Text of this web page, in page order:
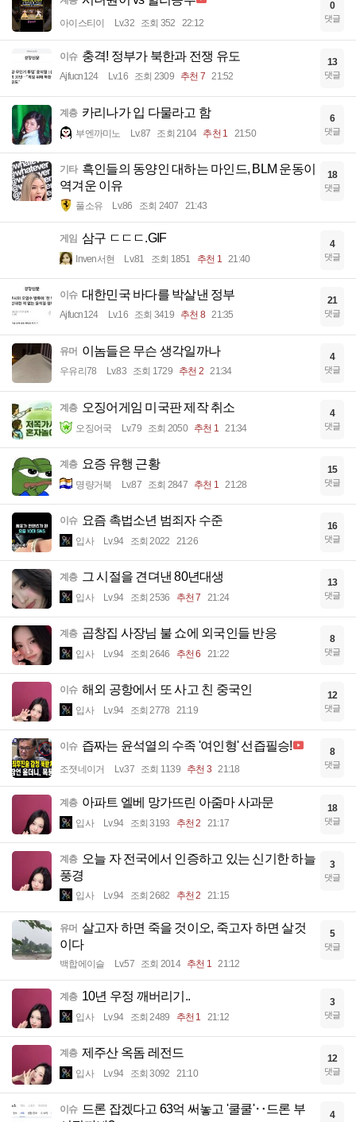
아이스티이 Lv.32 조회 352 22:12
0
댓글
이슈 충격! 정부가 북한과 전쟁 유도
Ajfucn124 Lv.16 조회 2309 추천 7 21:52
13
댓글
계층 카리나가 입 다물라고 함
부엔까미노 Lv.87 조회 2104 추천 1 21:50
6
댓글
기타 흑인들의 동양인 대하는 마인드, BLM 운동이
역겨운 이유
풀소유 Lv.86 조회 2407 21:43
18
댓글
게임 삼구 ㄷㄷㄷ.GIF
Inven서현 Lv.81 조회 1851 추천 1 21:40
4
댓글
이슈 대한민국 바다를 박살낸 정부
Ajfucn124 Lv.16 조회 3419 추천 8 21:35
21
댓글
유머 이놈들은 무슨 생각일까나
우유리78 Lv.83 조회 1729 추천 2 21:34
4
댓글
계층 오징어게임 미국판 제작 취소
오징어국 Lv.79 조회 2050 추천 1 21:34
4
댓글
계층 요증 유행 근황
명량거북 Lv.87 조회 2847 추천 1 21:28
15
댓글
이슈 요즘 촉법소년 범죄자 수준
입사 Lv.94 조회 2022 21:26
16
댓글
계층 그 시절을 견뎌낸 80년대생
입사 Lv.94 조회 2536 추천 7 21:24
13
댓글
계층 곱창집 사장님 불 쇼에 외국인들 반응
입사 Lv.94 조회 2646 추천 6 21:22
8
댓글
이슈 해외 공항에서 또 사고 친 중국인
입사 Lv.94 조회 2778 21:19
12
댓글
이슈 즙짜는 윤석열의 수족 '여인형' 선즙필승!
조졋네이거 Lv.37 조회 1139 추천 3 21:18
8
댓글
계층 아파트 엘베 망가뜨린 아줌마 사과문
입사 Lv.94 조회 3193 추천 2 21:17
18
댓글
계층 오늘 자 전국에서 인증하고 있는 신기한 하늘
풍경
입사 Lv.94 조회 2682 추천 2 21:15
3
댓글
유머 살고자 하면 죽을 것이오, 죽고자 하면 살것
이다
백합에이슬 Lv.57 조회 2014 추천 1 21:12
5
댓글
계층 10년 우정 깨버리기..
입사 Lv.94 조회 2489 추천 1 21:12
3
댓글
계층 제주산 옥돔 레전드
입사 Lv.94 조회 3092 21:10
12
댓글
이슈 드론 잡겠다고 63억 써놓고 '쿨쿨'‥드론 부
4